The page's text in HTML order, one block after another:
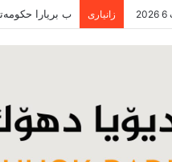
زانیاری ب بریارا